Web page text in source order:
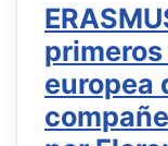
europea